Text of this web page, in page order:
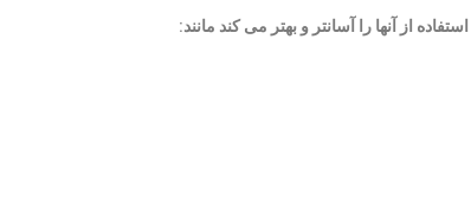
از آنها را آسانتر و بهتر می کند مانند: